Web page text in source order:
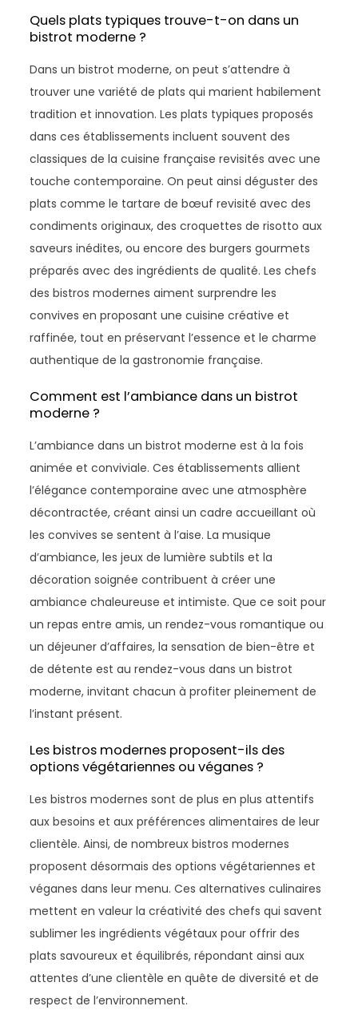
Quels plats typiques trouve-t-on dans un
bistrot moderne ?
Dans un bistrot moderne, on peut s’attendre à
trouver une variété de plats qui marient habilement
tradition et innovation. Les plats typiques proposés
dans ces établissements incluent souvent des
classiques de la cuisine française revisités avec une
touche contemporaine. On peut ainsi déguster des
plats comme le tartare de bœuf revisité avec des
condiments originaux, des croquettes de risotto aux
saveurs inédites, ou encore des burgers gourmets
préparés avec des ingrédients de qualité. Les chefs
des bistros modernes aiment surprendre les
convives en proposant une cuisine créative et
raffinée, tout en préservant l’essence et le charme
authentique de la gastronomie française.
Comment est l’ambiance dans un bistrot
moderne ?
L’ambiance dans un bistrot moderne est à la fois
animée et conviviale. Ces établissements allient
l’élégance contemporaine avec une atmosphère
décontractée, créant ainsi un cadre accueillant où
les convives se sentent à l’aise. La musique
d’ambiance, les jeux de lumière subtils et la
décoration soignée contribuent à créer une
ambiance chaleureuse et intimiste. Que ce soit pour
un repas entre amis, un rendez-vous romantique ou
un déjeuner d’affaires, la sensation de bien-être et
de détente est au rendez-vous dans un bistrot
moderne, invitant chacun à profiter pleinement de
l’instant présent.
Les bistros modernes proposent-ils des
options végétariennes ou véganes ?
Les bistros modernes sont de plus en plus attentifs
aux besoins et aux préférences alimentaires de leur
clientèle. Ainsi, de nombreux bistros modernes
proposent désormais des options végétariennes et
véganes dans leur menu. Ces alternatives culinaires
mettent en valeur la créativité des chefs qui savent
sublimer les ingrédients végétaux pour offrir des
plats savoureux et équilibrés, répondant ainsi aux
attentes d’une clientèle en quête de diversité et de
respect de l’environnement.